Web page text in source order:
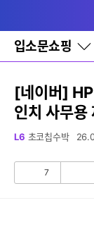
와
홈
입소문쇼핑
바
로
기
레
이
어
창
글
[네이버]
인치 사무
L6 초코칩수박
7